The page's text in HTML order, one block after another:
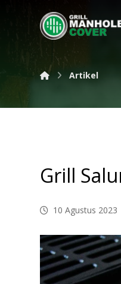
Artikel
Grill
10 Agustus 2023